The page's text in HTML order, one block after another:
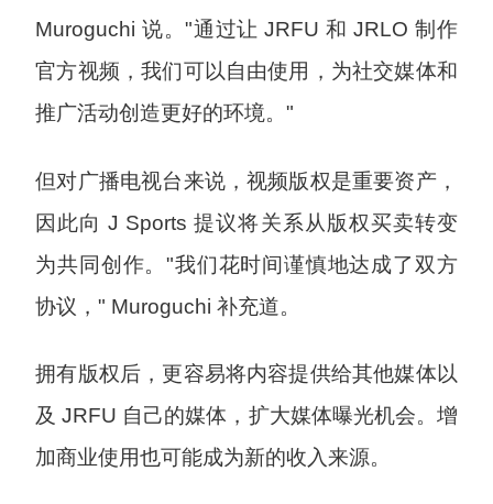
Muroguchi 说。"通过让 JRFU 和 JRLO 制作
官方视频，我们可以自由使用，为社交媒体和
推广活动创造更好的环境。"
但对广播电视台来说，视频版权是重要资产，
因此向 J Sports 提议将关系从版权买卖转变
为共同创作。"我们花时间谨慎地达成了双方
协议，" Muroguchi 补充道。
拥有版权后，更容易将内容提供给其他媒体以
及 JRFU 自己的媒体，扩大媒体曝光机会。增
加商业使用也可能成为新的收入来源。